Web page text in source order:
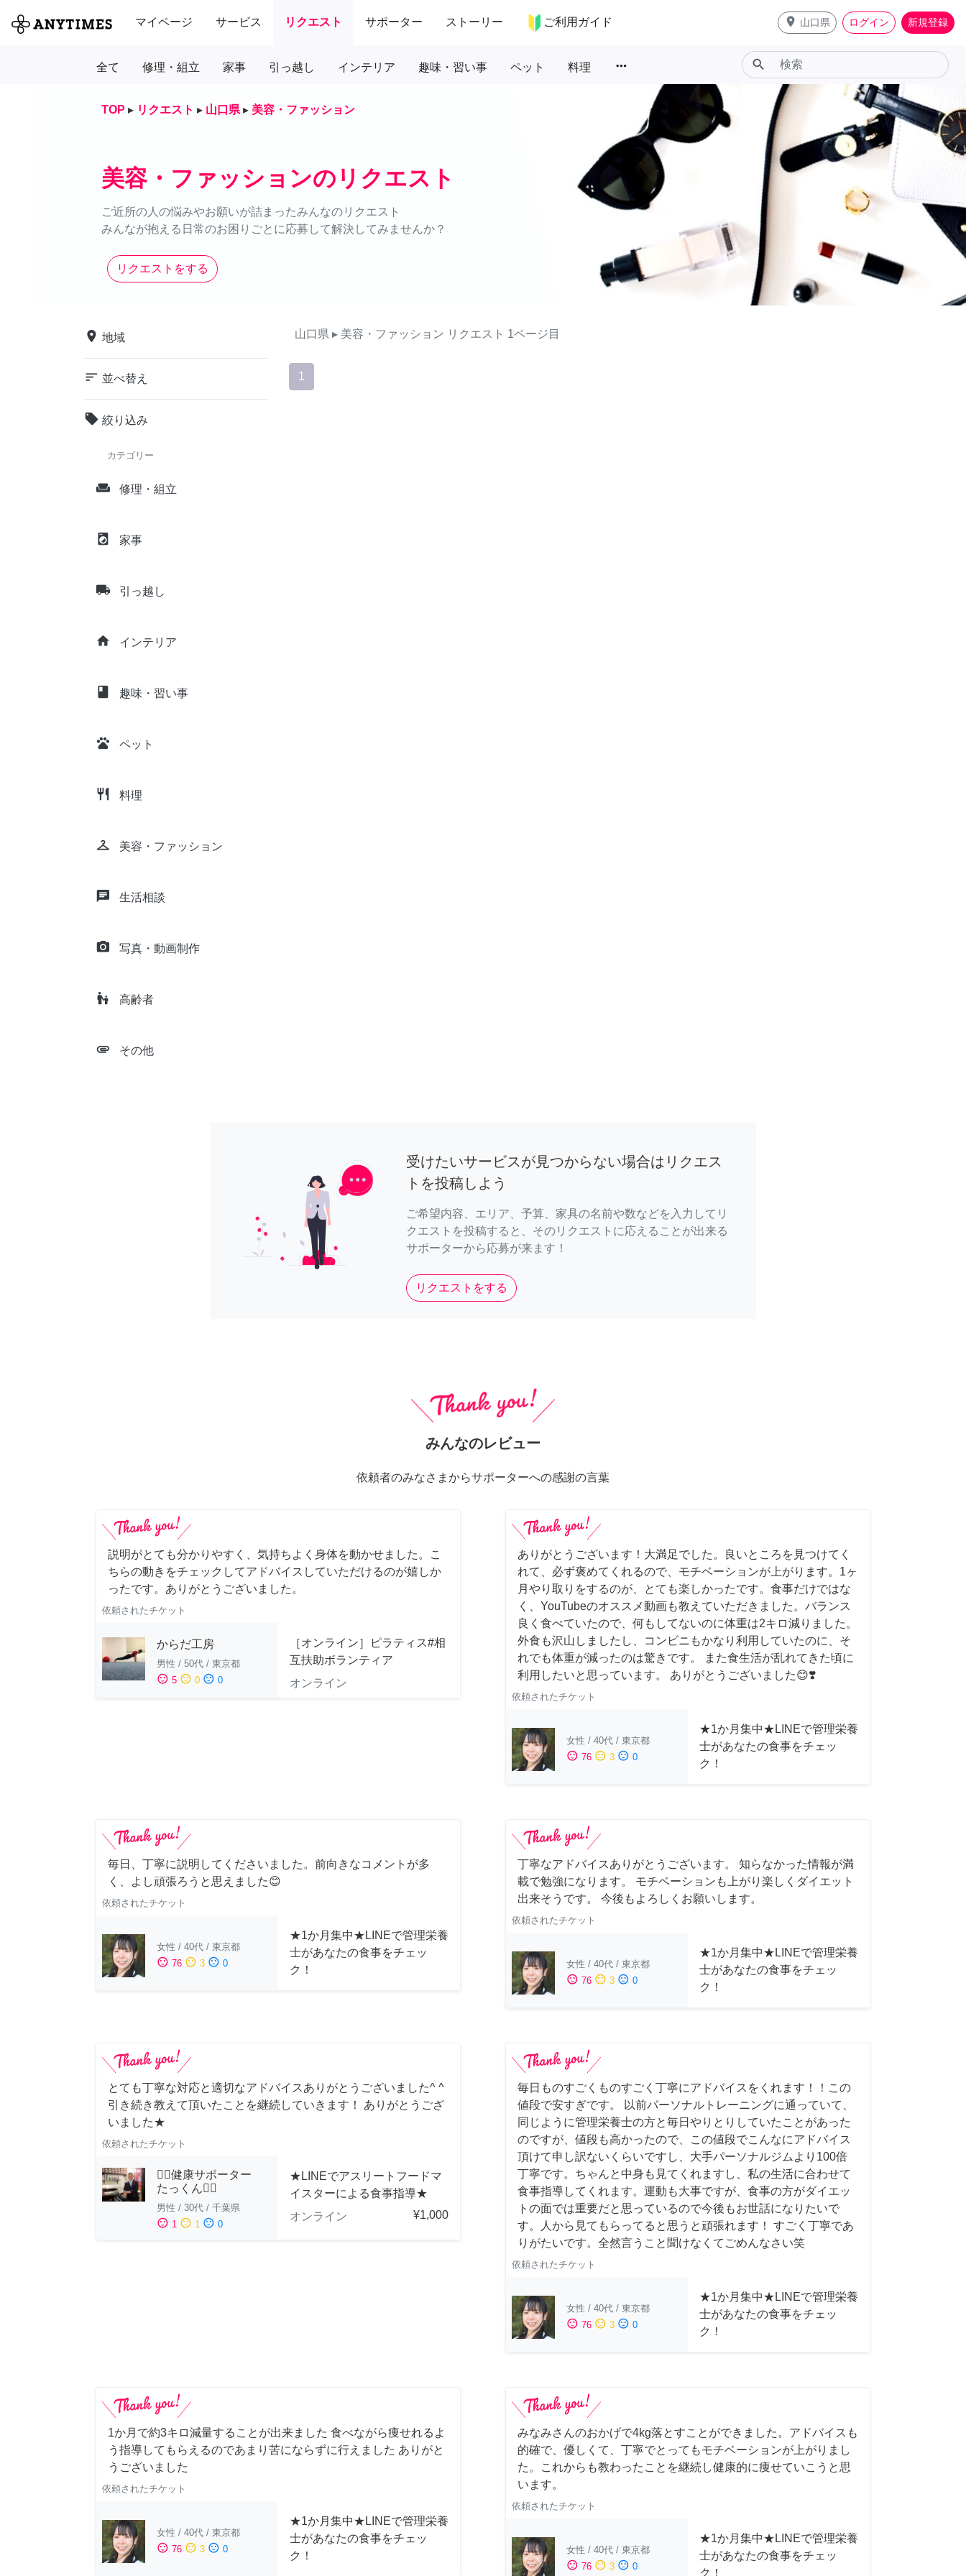
マイページ サービス リクエスト サポーター ストーリー ご利用ガイド place 山口県 ログイン 新規登録
全て 修理・組立 家事 引っ越し インテリア 趣味・習い事 ペット 料理 more_horiz search
TOP ▸ リクエスト ▸ 山口県 ▸ 美容・ファッション
美容・ファッションのリクエスト
ご近所の人の悩みやお願いが詰まったみんなのリクエスト
みんなが抱える日常のお困りごとに応募して解決してみませんか？
リクエストをする
place 地域
sort 並べ替え
local_offer 絞り込み
カテゴリー
weekend 修理・組立
local_laundry_service 家事
local_shipping 引っ越し
home インテリア
class 趣味・習い事
pets ペット
restaurant 料理
checkroom 美容・ファッション
chat 生活相談
camera_alt 写真・動画制作
escalator_warning 高齢者
attachment その他
山口県 ▸ 美容・ファッション リクエスト 1ページ目
1
受けたいサービスが見つからない場合はリクエス
トを投稿しよう
ご希望内容、エリア、予算、家具の名前や数などを入力してリ
クエストを投稿すると、そのリクエストに応えることが出来る
サポーターから応募が来ます！
リクエストをする
みんなのレビュー
依頼者のみなさまからサポーターへの感謝の言葉
説明がとても分かりやすく、気持ちよく身体を動かせました。こ
ちらの動きをチェックしてアドバイスしていただけるのが嬉しか
ったです。ありがとうございました。
依頼されたチケット
からだ工房
男性 / 50代 / 東京都
sentiment_satisfied 5 sentiment_neutral 0 sentiment_dissatisfied 0
［オンライン］ピラティス#相
互扶助ボランティア
オンライン
ありがとうございます！大満足でした。良いところを見つけてく
れて、必ず褒めてくれるので、モチベーションが上がります。1ヶ
月やり取りをするのが、とても楽しかったです。食事だけではな
く、YouTubeのオススメ動画も教えていただきました。バランス
良く食べていたので、何もしてないのに体重は2キロ減りました。
外食も沢山しましたし、コンビニもかなり利用していたのに、そ
れでも体重が減ったのは驚きです。 また食生活が乱れてきた頃に
利用したいと思っています。 ありがとうございました😊❣️
依頼されたチケット
女性 / 40代 / 東京都
sentiment_satisfied 76 sentiment_neutral 3 sentiment_dissatisfied 0
★1か月集中★LINEで管理栄養
士があなたの食事をチェッ
ク！
毎日、丁寧に説明してくださいました。前向きなコメントが多
く、よし頑張ろうと思えました😊
依頼されたチケット
女性 / 40代 / 東京都
sentiment_satisfied 76 sentiment_neutral 3 sentiment_dissatisfied 0
★1か月集中★LINEで管理栄養
士があなたの食事をチェッ
ク！
丁寧なアドバイスありがとうございます。 知らなかった情報が満
載で勉強になります。 モチベーションも上がり楽しくダイエット
出来そうです。 今後もよろしくお願いします。
依頼されたチケット
女性 / 40代 / 東京都
sentiment_satisfied 76 sentiment_neutral 3 sentiment_dissatisfied 0
★1か月集中★LINEで管理栄養
士があなたの食事をチェッ
ク！
とても丁寧な対応と適切なアドバイスありがとうございました^ ^
引き続き教えて頂いたことを継続していきます！ ありがとうござ
いました★
依頼されたチケット
🏋️‍♂️健康サポーター
たっくん🏋️‍♂️
男性 / 30代 / 千葉県
sentiment_satisfied 1 sentiment_neutral 1 sentiment_dissatisfied 0
★LINEでアスリートフードマ
イスターによる食事指導★
オンライン
¥1,000
毎日ものすごくものすごく丁寧にアドバイスをくれます！！この
値段で安すぎです。 以前パーソナルトレーニングに通っていて、
同じように管理栄養士の方と毎日やりとりしていたことがあった
のですが、値段も高かったので、この値段でこんなにアドバイス
頂けて申し訳ないくらいですし、大手パーソナルジムより100倍
丁寧です。ちゃんと中身も見てくれますし、私の生活に合わせて
食事指導してくれます。運動も大事ですが、食事の方がダイエッ
トの面では重要だと思っているので今後もお世話になりたいで
す。人から見てもらってると思うと頑張れます！ すごく丁寧であ
りがたいです。全然言うこと聞けなくてごめんなさい笑
依頼されたチケット
女性 / 40代 / 東京都
sentiment_satisfied 76 sentiment_neutral 3 sentiment_dissatisfied 0
★1か月集中★LINEで管理栄養
士があなたの食事をチェッ
ク！
1か月で約3キロ減量することが出来ました 食べながら痩せれるよ
う指導してもらえるのであまり苦にならずに行えました ありがと
うございました
依頼されたチケット
女性 / 40代 / 東京都
sentiment_satisfied 76 sentiment_neutral 3 sentiment_dissatisfied 0
★1か月集中★LINEで管理栄養
士があなたの食事をチェッ
ク！
みなみさんのおかげで4kg落とすことができました。アドバイスも
的確で、優しくて、丁寧でとってもモチベーションが上がりまし
た。これからも教わったことを継続し健康的に痩せていこうと思
います。
依頼されたチケット
女性 / 40代 / 東京都
sentiment_satisfied 76 sentiment_neutral 3 sentiment_dissatisfied 0
★1か月集中★LINEで管理栄養
士があなたの食事をチェッ
ク！